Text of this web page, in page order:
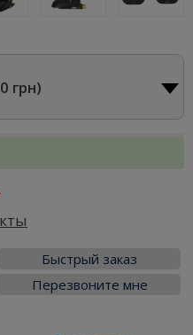
грн)
Быстрый заказ
Перезвоните мне